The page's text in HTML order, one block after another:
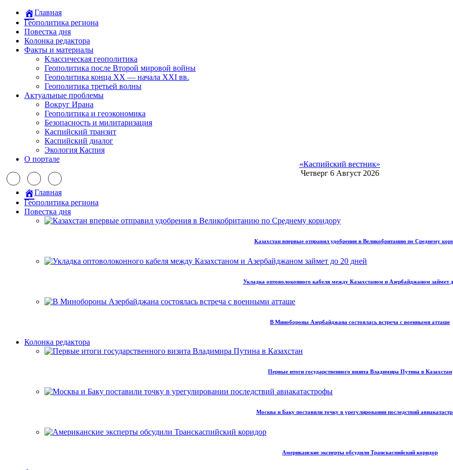
Главная
Геополитика региона
Повестка дня
Колонка редактора
Факты и материалы
Классическая геополитика
Геополитика после Второй мировой войны
Геополитика конца XX — начала XXI вв.
Геополитика третьей волны
Актуальные проблемы
Вокруг Ирана
Геополитика и геоэкономика
Безопасность и милитаризация
Каспийский транзит
Каспийский диалог
Экология Каспия
О портале
«Каспийский вестник»
Четверг 6 Август 2026
Главная
Геополитика региона
Повестка дня
Казахстан впервые отправил удобрения в Великобританию по Среднему
Укладка оптоволоконного кабеля между Казахстаном и Азербайджаном займет
В Минобороны Азербайджана состоялась встреча с военными атташе
Колонка редактора
Первые итоги государственного визита Владимира Путина в Казахстан
Москва и Баку поставили точку в урегулировании последствий
Американские эксперты обсудили Транскаспийский коридор